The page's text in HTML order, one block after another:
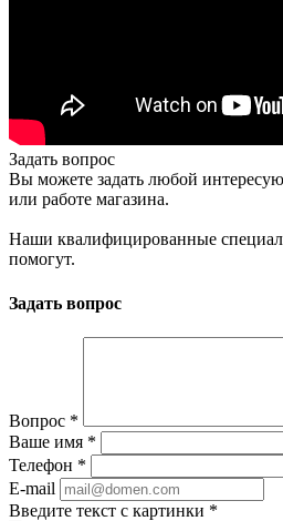
Задать вопрос
Вы можете задать любой
или работе магазина.
Наши квалифицированные
помогут.
Задать вопрос
Вопрос *
Ваше имя *
Телефон *
E-mail
Введите текст с картинки *